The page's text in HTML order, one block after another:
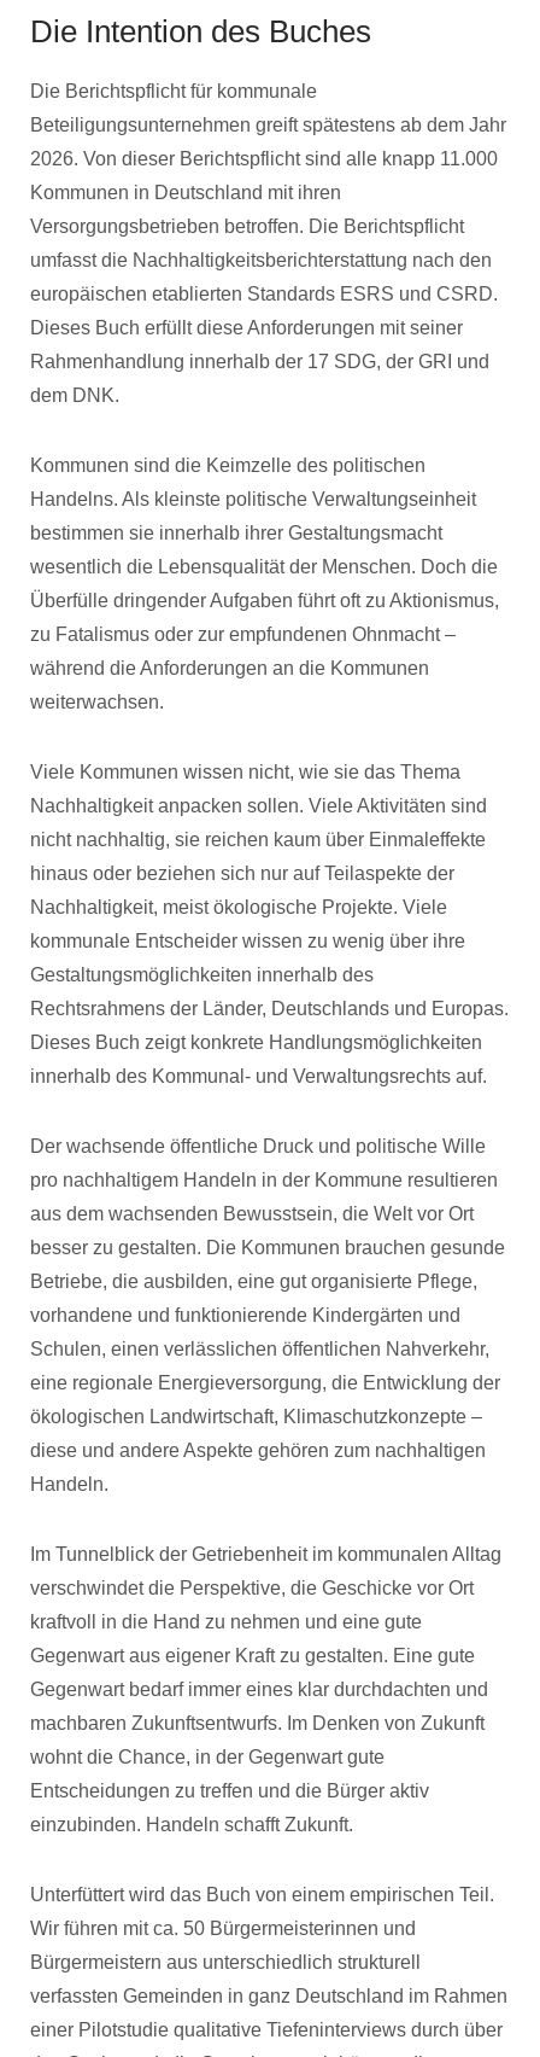
Die Intention des Buches
Die Berichtspflicht für kommunale
Beteiligungsunternehmen greift spätestens ab dem Jahr
2026. Von dieser Berichtspflicht sind alle knapp 11.000
Kommunen in Deutschland mit ihren
Versorgungsbetrieben betroffen. Die Berichtspflicht
umfasst die Nachhaltigkeitsberichterstattung nach den
europäischen etablierten Standards ESRS und CSRD.
Dieses Buch erfüllt diese Anforderungen mit seiner
Rahmenhandlung innerhalb der 17 SDG, der GRI und
dem DNK.
Kommunen sind die Keimzelle des politischen
Handelns. Als kleinste politische Verwaltungseinheit
bestimmen sie innerhalb ihrer Gestaltungsmacht
wesentlich die Lebensqualität der Menschen. Doch die
Überfülle dringender Aufgaben führt oft zu Aktionismus,
zu Fatalismus oder zur empfundenen Ohnmacht –
während die Anforderungen an die Kommunen
weiterwachsen.
Viele Kommunen wissen nicht, wie sie das Thema
Nachhaltigkeit anpacken sollen. Viele Aktivitäten sind
nicht nachhaltig, sie reichen kaum über Einmaleffekte
hinaus oder beziehen sich nur auf Teilaspekte der
Nachhaltigkeit, meist ökologische Projekte. Viele
kommunale Entscheider wissen zu wenig über ihre
Gestaltungsmöglichkeiten innerhalb des
Rechtsrahmens der Länder, Deutschlands und Europas.
Dieses Buch zeigt konkrete Handlungsmöglichkeiten
innerhalb des Kommunal- und Verwaltungsrechts auf.
Der wachsende öffentliche Druck und politische Wille
pro nachhaltigem Handeln in der Kommune resultieren
aus dem wachsenden Bewusstsein, die Welt vor Ort
besser zu gestalten. Die Kommunen brauchen gesunde
Betriebe, die ausbilden, eine gut organisierte Pflege,
vorhandene und funktionierende Kindergärten und
Schulen, einen verlässlichen öffentlichen Nahverkehr,
eine regionale Energieversorgung, die Entwicklung der
ökologischen Landwirtschaft, Klimaschutzkonzepte –
diese und andere Aspekte gehören zum nachhaltigen
Handeln.
Im Tunnelblick der Getriebenheit im kommunalen Alltag
verschwindet die Perspektive, die Geschicke vor Ort
kraftvoll in die Hand zu nehmen und eine gute
Gegenwart aus eigener Kraft zu gestalten. Eine gute
Gegenwart bedarf immer eines klar durchdachten und
machbaren Zukunftsentwurfs. Im Denken von Zukunft
wohnt die Chance, in der Gegenwart gute
Entscheidungen zu treffen und die Bürger aktiv
einzubinden. Handeln schafft Zukunft.
Unterfüttert wird das Buch von einem empirischen Teil.
Wir führen mit ca. 50 Bürgermeisterinnen und
Bürgermeistern aus unterschiedlich strukturell
verfassten Gemeinden in ganz Deutschland im Rahmen
einer Pilotstudie qualitative Tiefeninterviews durch über